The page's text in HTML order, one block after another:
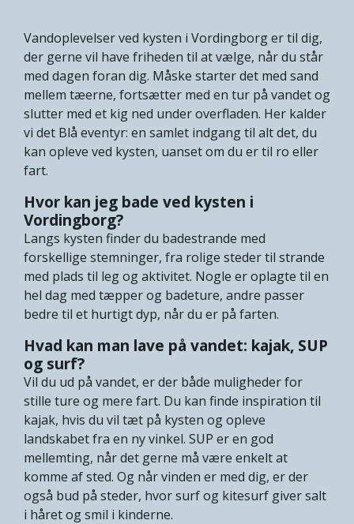
Vandoplevelser ved kysten i Vordingborg er til dig,
der gerne vil have friheden til at vælge, når du står
med dagen foran dig. Måske starter det med sand
mellem tæerne, fortsætter med en tur på vandet og
slutter med et kig ned under overfladen. Her kalder
vi det Blå eventyr: en samlet indgang til alt det, du
kan opleve ved kysten, uanset om du er til ro eller
fart.
Hvor kan jeg bade ved kysten i
Vordingborg?
Langs kysten finder du badestrande med
forskellige stemninger, fra rolige steder til strande
med plads til leg og aktivitet. Nogle er oplagte til en
hel dag med tæpper og badeture, andre passer
bedre til et hurtigt dyp, når du er på farten.
Hvad kan man lave på vandet: kajak, SUP
og surf?
Vil du ud på vandet, er der både muligheder for
stille ture og mere fart. Du kan finde inspiration til
kajak, hvis du vil tæt på kysten og opleve
landskabet fra en ny vinkel. SUP er en god
mellemting, når det gerne må være enkelt at
komme af sted. Og når vinden er med dig, er der
også bud på steder, hvor surf og kitesurf giver salt
i håret og smil i kinderne.